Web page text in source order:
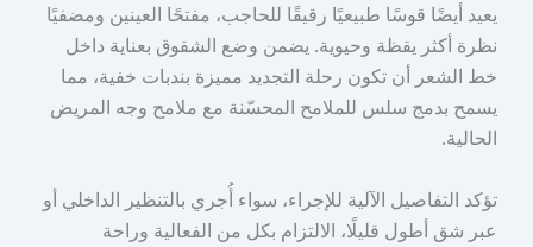
يعيد أيضًا قوسًا طبيعيًا رقيقًا للحاجب، مفتحًا العينين ومضفيًا
نظرة أكثر يقظة وحيوية. يضمن وضع الشقوق بعناية داخل
خط الشعر أن تكون رحلة التجديد مميزة بندبات خفية، مما
يسمح بدمج سلس للملامح المحسّنة مع ملامح وجه المريض
الحالية.
تؤكد التفاصيل الآلية للإجراء، سواء أُجري بالتنظير الداخلي أو
عبر شق أطول قليلًا، الالتزام بكل من الفعالية وراحة